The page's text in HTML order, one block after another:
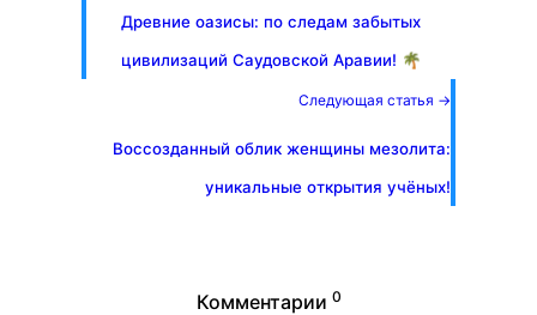
Древние оазисы: по следам забытых
цивилизаций Саудовской Аравии! 🌴
Следующая статья →
Воссозданный облик женщины мезолита:
уникальные открытия учёных!
Комментарии 0